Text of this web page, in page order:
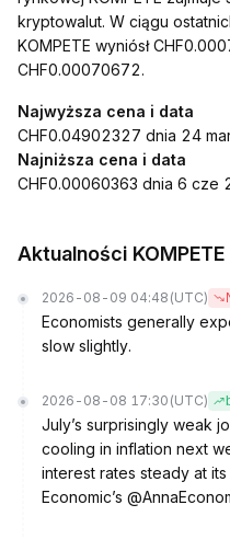
kryptowalut. W ciągu
KOMPETE wyniósł
CHF0.00070672.
Najwyższa cena i data
CHF0.04902327 dnia 24
Najniższa cena i data
CHF0.00060363 dnia 6 cze
Aktualności KOMPETE
2026-08-09 04:48 (UTC)
Economists generally
slow slightly.
2026-08-08 17:30 (UTC)
July’s surprisingly weak
cooling in inflation next
interest rates steady at
Economic’s